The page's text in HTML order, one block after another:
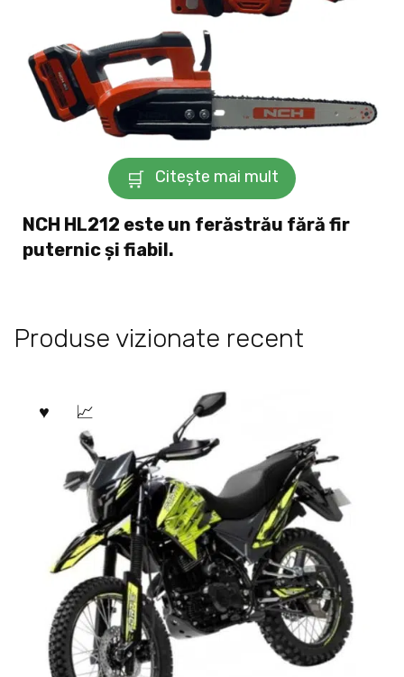
Citește mai mult
NCH ​​HL212 este un ferăstrău fără fir
puternic și fiabil.
Produse vizionate recent